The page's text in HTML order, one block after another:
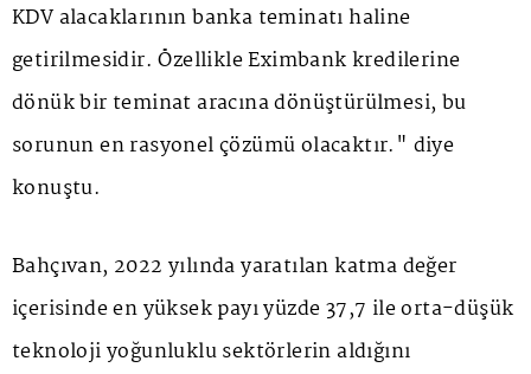
KDV alacaklarının banka teminatı haline
getirilmesidir. Özellikle Eximbank kredilerine
dönük bir teminat aracına dönüştürülmesi, bu
sorunun en rasyonel çözümü olacaktır." diye
konuştu.
Bahçıvan, 2022 yılında yaratılan katma değer
içerisinde en yüksek payı yüzde 37,7 ile orta-düşük
teknoloji yoğunluklu sektörlerin aldığını